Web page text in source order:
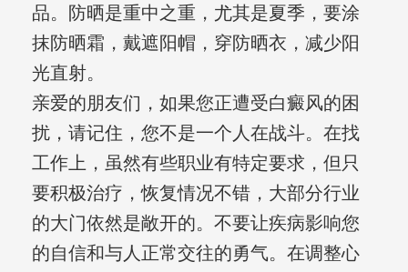
品。防晒是重中之重，尤其是夏季，要涂
抹防晒霜，戴遮阳帽，穿防晒衣，减少阳
光直射。
亲爱的朋友们，如果您正遭受白癜风的困
扰，请记住，您不是一个人在战斗。在找
工作上，虽然有些职业有特定要求，但只
要积极治疗，恢复情况不错，大部分行业
的大门依然是敞开的。不要让疾病影响您
的自信和与人正常交往的勇气。在调整心